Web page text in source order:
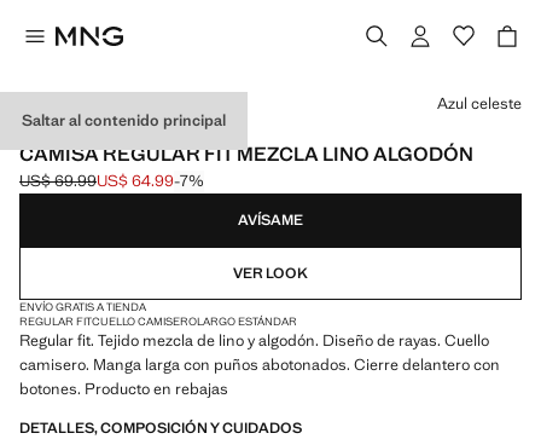
Saltar al contenido principal
EXCLUSIVO ONLINE
CAMISA REGULAR FIT MEZCLA LINO ALGODÓN
Precio inicial tachado [US$ 69.99 ]
US$ 69.99
Precio actual [US$ 64.99 ]
US$ 64.99-7%
Selecciona un color
Azul celeste
AVÍSAME
VER LOOK
ENVÍO GRATIS A TIENDA
REGULAR FITCUELLO CAMISEROLARGO ESTÁNDAR
Regular fit. Tejido mezcla de lino y algodón. Diseño de rayas. Cuello
camisero. Manga larga con puños abotonados. Cierre delantero con
botones. Producto en rebajas
DETALLES, COMPOSICIÓN Y CUIDADOS